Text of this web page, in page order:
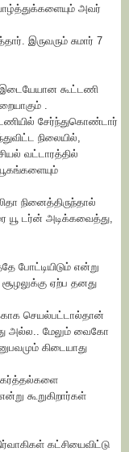
அவர்
இருவரும் சுமார் 7
இடையேயான கூட்டணி
.
சேர்ந்துகொண்டார்
நிலையில்,
வட்டாரத்தில்
நினைத்திருந்தால்
யூ டர்ன் அடிக்கவைத்து,
போட்டியிடும் என்று
ஏற்ப தனது
செயல்பட்டால்தான்
அல்ல.. மேலும் வைகோ
கிடையாது
கூறுகிறார்கள்
கட்சியைவிட்டு